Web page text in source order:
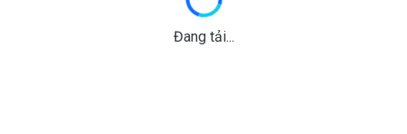
Đang tải...